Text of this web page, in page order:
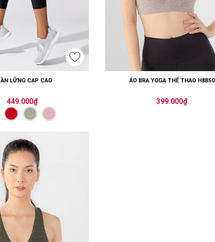
LỬNG CẠP CAO
449.000₫
ÁO BRA YOGA THỂ THAO H8B50
399.000₫